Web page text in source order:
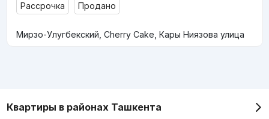
Рассрочка Продано
Мирзо-Улугбекский, Cherry Cake, Кары Ниязова улица
Квартиры в районах Ташкента